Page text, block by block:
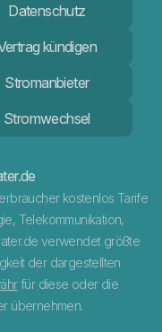
Datenschutz
kündigen
Stromanbieter
Stromwechsel
kostenlos Tarife
Telekommunikation,
verwendet größte
der dargestellten
für diese oder die
übernehmen.